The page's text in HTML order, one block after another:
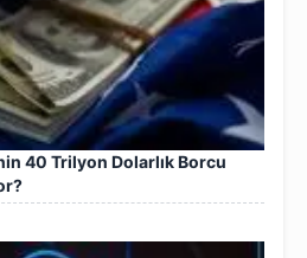
40 Trilyon Dolarlık Borcu